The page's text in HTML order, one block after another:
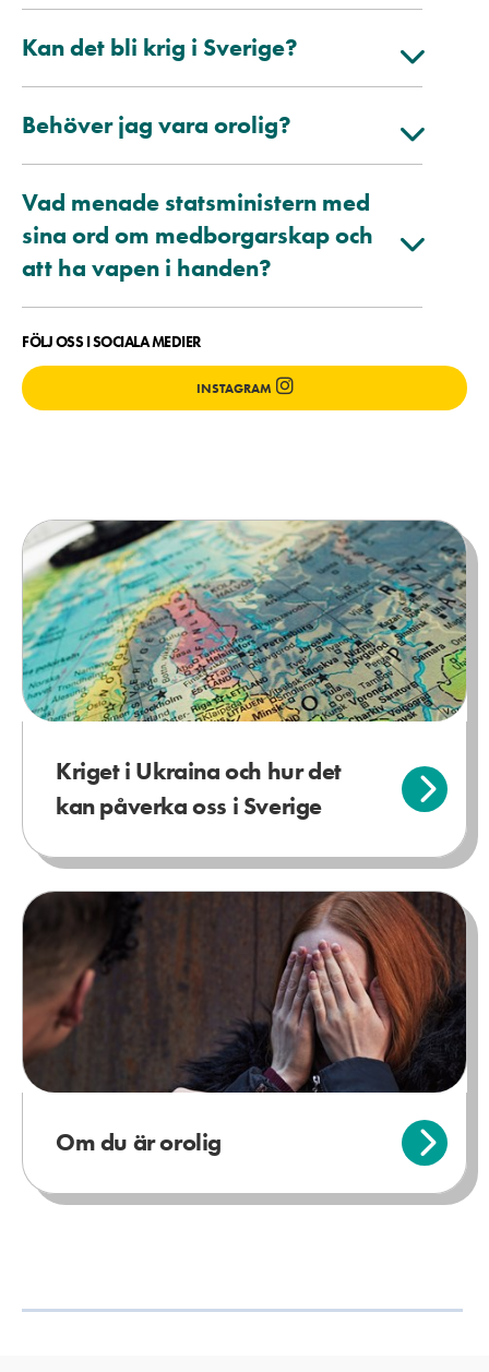
Kan det bli krig i Sverige?
Behöver jag vara orolig?
Vad menade statsministern med
sina ord om medborgarskap och
att ha vapen i handen?
FÖLJ OSS I SOCIALA MEDIER
INSTAGRAM
Kriget i Ukraina och hur det
kan påverka oss i Sverige
Om du är orolig